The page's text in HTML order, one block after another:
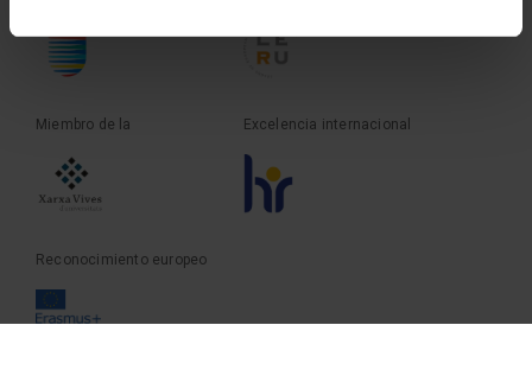
Miembro de la Excelencia internacional
Reconocimiento europeo